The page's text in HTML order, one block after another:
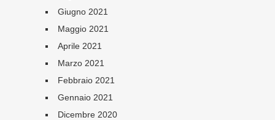
Giugno 2021
Maggio 2021
Aprile 2021
Marzo 2021
Febbraio 2021
Gennaio 2021
Dicembre 2020